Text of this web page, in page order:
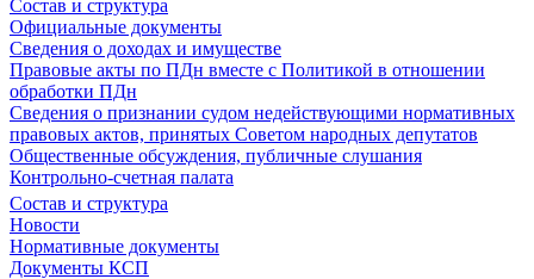
Состав и структура
Официальные документы
Сведения о доходах и имуществе
Правовые акты по ПДн вместе с Политикой в отношении
обработки ПДн
Сведения о признании судом недействующими нормативных
правовых актов, принятых Советом народных депутатов
Общественные обсуждения, публичные слушания
Контрольно-счетная палата
Состав и структура
Новости
Нормативные документы
Документы КСП